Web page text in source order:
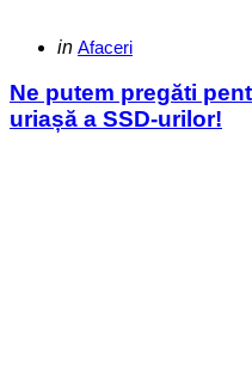
Categories
Posted
in Afaceri
Ne putem pregăti
uriașă a SSD-urilor!